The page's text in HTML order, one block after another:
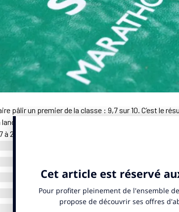
pâlir un premier de la classe : 9,7 sur 10. C’est le
à l’été 2025 par la Ville de Paris pour la
à 2030. Le groupement réunit Havas Events,
(ASO), le sortant, et le duo Playground/O-
critère, la qualité du projet d’exploitation, pondéré à
chaque année différents quartiers de Paris, au-